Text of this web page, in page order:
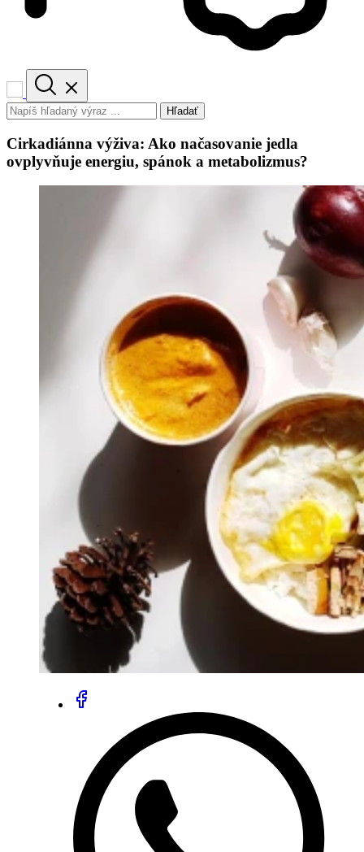
Hľadať
Cirkadiánna výživa: Ako načasovanie jedla
ovplyvňuje energiu, spánok a metabolizmus?